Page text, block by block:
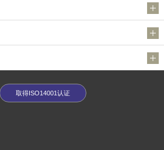
Metal Powders Corporation）
取得ISO14001认证